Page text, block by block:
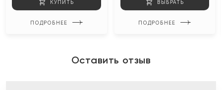
КУПИТЬ
ПОДРОБНЕЕ
ВЫБРАТЬ
ПОДРОБНЕЕ
Оставить отзыв